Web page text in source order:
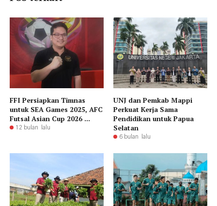
FFI Persiapkan Timnas
untuk SEA Games 2025, AFC
Futsal Asian Cup 2026 ...
12 bulan lalu
UNJ dan Pemkab Mappi
Perkuat Kerja Sama
Pendidikan untuk Papua
Selatan
6 bulan lalu